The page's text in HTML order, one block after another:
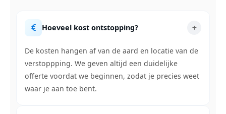
Hoeveel kost ontstopping?
De kosten hangen af van de aard en locatie van de
verstoppping. We geven altijd een duidelijke
offerte voordat we beginnen, zodat je precies weet
waar je aan toe bent.